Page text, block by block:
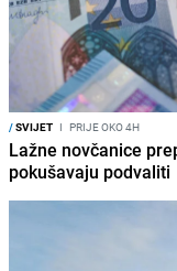
/SVIJET I PRIJE OKO 4H
Lažne novčanice
pokušavaju podvaliti